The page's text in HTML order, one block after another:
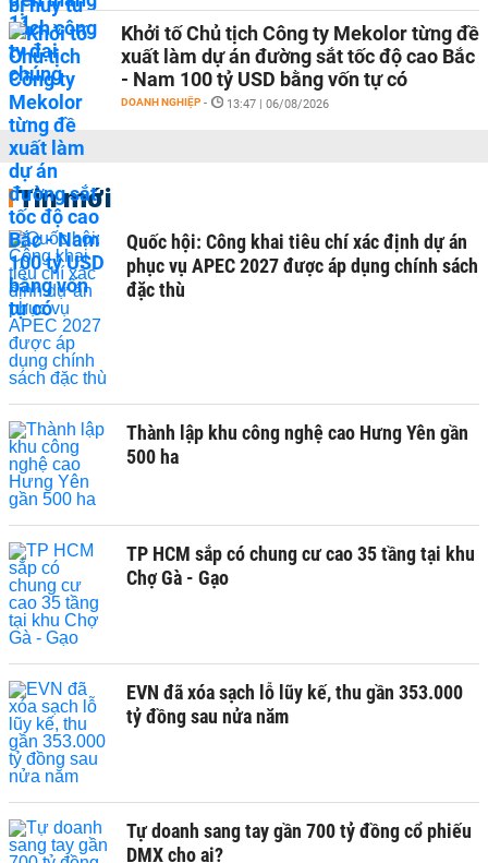
Khởi tố Chủ tịch Công ty Mekolor từng đề
xuất làm dự án đường sắt tốc độ cao Bắc
- Nam 100 tỷ USD bằng vốn tự có
DOANH NGHIỆP - 13:47 | 06/08/2026
Tin mới
Quốc hội: Công khai tiêu chí xác định dự án
phục vụ APEC 2027 được áp dụng chính sách
đặc thù
Thành lập khu công nghệ cao Hưng Yên gần
500 ha
TP HCM sắp có chung cư cao 35 tầng tại khu
Chợ Gà - Gạo
EVN đã xóa sạch lỗ lũy kế, thu gần 353.000
tỷ đồng sau nửa năm
Tự doanh sang tay gần 700 tỷ đồng cổ phiếu
DMX cho ai?